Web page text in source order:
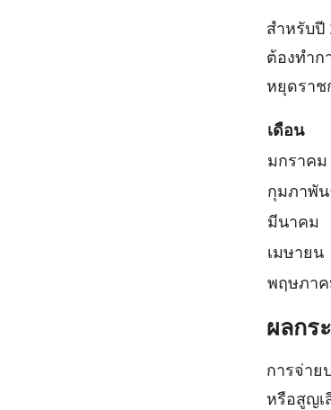
สำหรับปี
ต้องทำก
หยุดราช
เดือน
มกราคม
กุมภาพั
มีนาคม
เมษายน
พฤษภา
ผลกร
การจ่าย
หรือสูญเ